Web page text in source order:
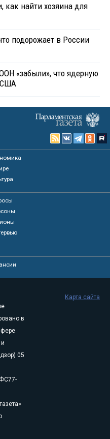
как найти хозяина для
подорожает в России
«забыли», что ядерную
США
в
05
Карта сайта